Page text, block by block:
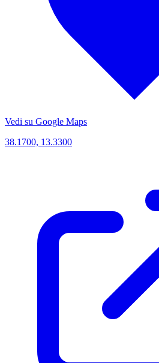
Vedi su Google Maps
38.1700, 13.3300